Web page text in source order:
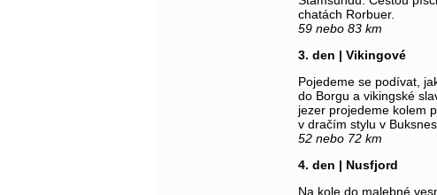
chatách Rorbuer.
59 nebo 83 km
3. den | Vikingové
Pojedeme se podívat,
do Borgu a vikingské
jezer projedeme kolem
v dračím stylu v Buksnes.
52 nebo 72 km
4. den | Nusfjord
Na kole do malebné